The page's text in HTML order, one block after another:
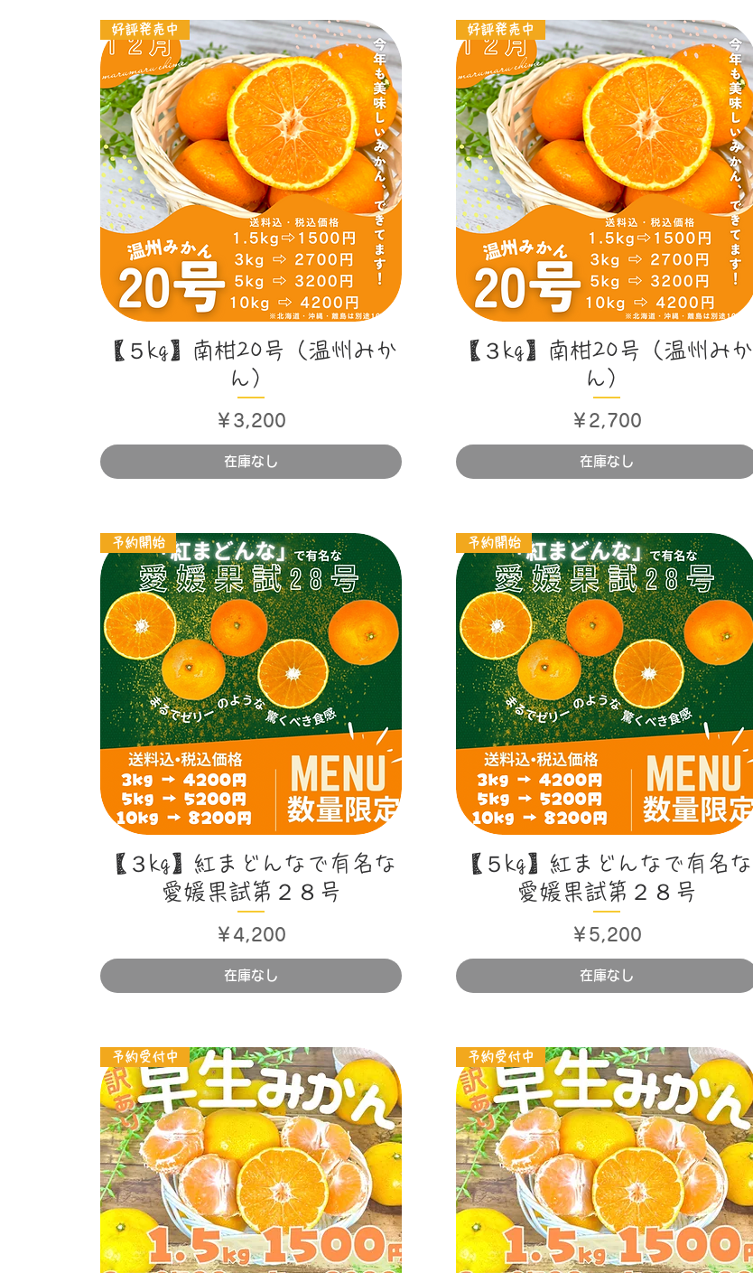
クイックビュー
好評発売中
【５kg】南柑20号（温州みか
ん）
価格
￥3,200
在庫なし
クイックビュー
好評発売中
【３kg】南柑20号（温州みか
ん）
価格
￥2,700
在庫なし
クイックビュー
予約開始
【３kg】紅まどんなで有名な
愛媛果試第２８号
価格
￥4,200
在庫なし
クイックビュー
予約開始
【５kg】紅まどんなで有名な
愛媛果試第２８号
価格
￥5,200
在庫なし
予約受付中 予約受付中